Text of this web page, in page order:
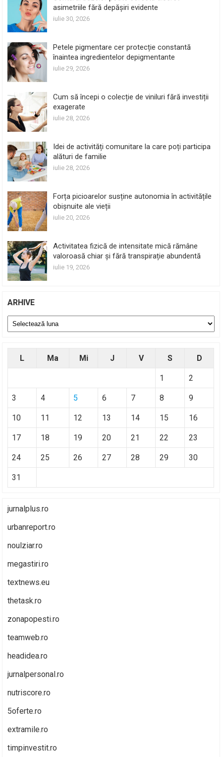
asimetriile fără depășiri evidente
iulie 30, 2026
Petele pigmentare cer protecție constantă
înaintea ingredientelor depigmentante
iulie 29, 2026
Cum să începi o colecție de viniluri fără investiții
exagerate
iulie 28, 2026
Idei de activități comunitare la care poți participa
alături de familie
iulie 28, 2026
Forța picioarelor susține autonomia în activitățile
obișnuite ale vieții
iulie 20, 2026
Activitatea fizică de intensitate mică rămâne
valoroasă chiar și fără transpirație abundentă
iulie 19, 2026
ARHIVE
Arhive
L Ma Mi J V S D
1 2
3 4 5 6 7 8 9
10 11 12 13 14 15 16
17 18 19 20 21 22 23
24 25 26 27 28 29 30
31
jurnalplus.ro
urbanreport.ro
noulziar.ro
megastiri.ro
textnews.eu
thetask.ro
zonapopesti.ro
teamweb.ro
headidea.ro
jurnalpersonal.ro
nutriscore.ro
5oferte.ro
extramile.ro
timpinvestit.ro